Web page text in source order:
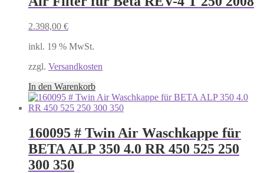
2.398,00 €
inkl. 19 % MwSt.
zzgl. Versandkosten
In den Warenkorb
160095 # Twin Air Waschkappe für
BETA ALP 350 4.0 RR 450 525 250
300 350